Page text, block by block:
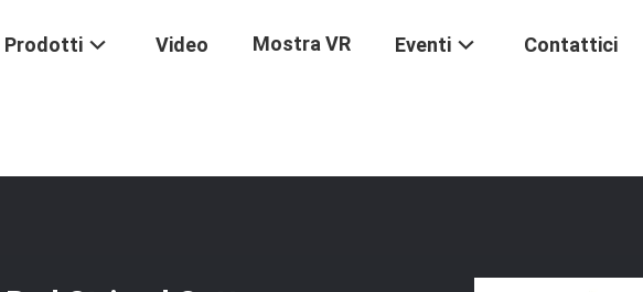
Prodotti Video Mostra VR Eventi Contattici
And Red Striped Cotton Ribbon Per Imballaggio Regalo E Accessori Per Abbigliamento